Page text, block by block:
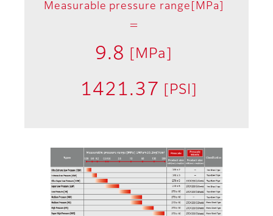
Measurable pressure range[MPa]
＝
9.8 [MPa]
1421.37 [PSI]